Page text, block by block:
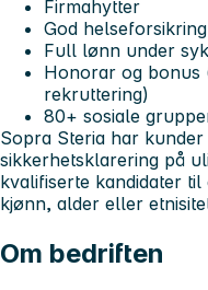
Firmahytter
God helseforsikring
Full lønn under
Honorar og bonus
rekruttering)
80+ sosiale
Sopra Steria har
sikkerhetsklarering på
kvalifiserte kandidater
kjønn, alder eller
Om bedriften